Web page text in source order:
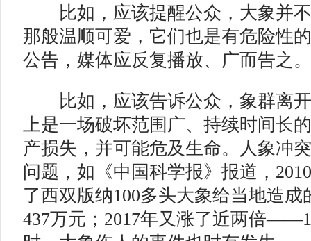
比如，应该提醒公众，大象并不
那般温顺可爱，它们也是有危险性
公告，媒体应反复播放、广而告之。
比如，应该告诉公众，象群离开
上是一场破坏范围广、持续时间长
产损失，并可能危及生命。人象冲
问题，如《中国科学报》报道，
了西双版纳100多头大象给当地造
437万元；2017年又涨了近两倍